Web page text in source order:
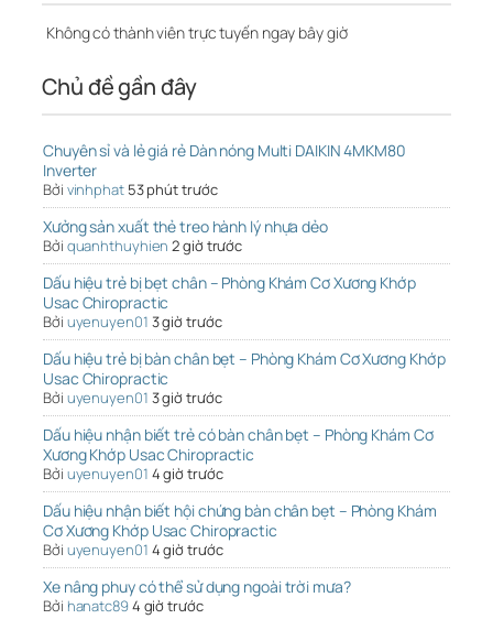
Không có thành viên trực tuyến ngay bây giờ
Chủ đề gần đây
Chuyên sỉ và lẻ giá rẻ Dàn nóng Multi DAIKIN 4MKM80
Inverter
Bởi vinhphat 53 phút trước
Xưởng sản xuất thẻ treo hành lý nhựa dẻo
Bởi quanhthuyhien 2 giờ trước
Dấu hiệu trẻ bị bẹt chân – Phòng Khám Cơ Xương Khớp
Usac Chiropractic
Bởi uyenuyen01 3 giờ trước
Dấu hiệu trẻ bị bàn chân bẹt – Phòng Khám Cơ Xương Khớp
Usac Chiropractic
Bởi uyenuyen01 3 giờ trước
Dấu hiệu nhận biết trẻ có bàn chân bẹt – Phòng Khám Cơ
Xương Khớp Usac Chiropractic
Bởi uyenuyen01 4 giờ trước
Dấu hiệu nhận biết hội chứng bàn chân bẹt – Phòng Khám
Cơ Xương Khớp Usac Chiropractic
Bởi uyenuyen01 4 giờ trước
Xe nâng phuy có thể sử dụng ngoài trời mưa?
Bởi hanatc894 giờ trước